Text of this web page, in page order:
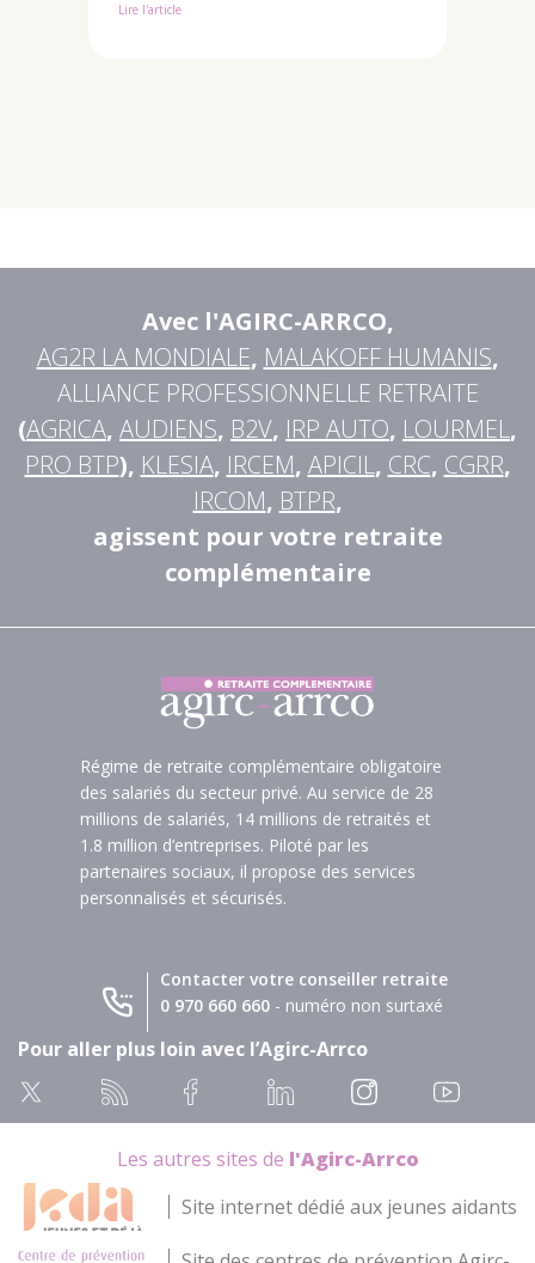
Lire l'article
Avec l'AGIRC-ARRCO,
AG2R LA MONDIALE, MALAKOFF HUMANIS,
ALLIANCE PROFESSIONNELLE RETRAITE
(AGRICA, AUDIENS, B2V, IRP AUTO, LOURMEL,
PRO BTP), KLESIA, IRCEM, APICIL, CRC, CGRR,
IRCOM, BTPR,
agissent pour votre retraite
complémentaire
Régime de retraite complémentaire obligatoire
des salariés du secteur privé. Au service de 28
millions de salariés, 14 millions de retraités et
1.8 million d’entreprises. Piloté par les
partenaires sociaux, il propose des services
personnalisés et sécurisés.
Contacter votre conseiller retraite
0 970 660 660- numéro non surtaxé
Pour aller plus loin avec l’Agirc-Arrco
Les autres sites de l'Agirc-Arrco
Site internet dédié aux jeunes aidants